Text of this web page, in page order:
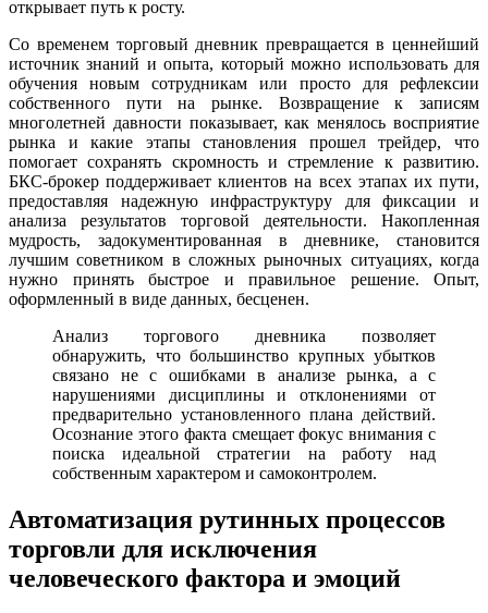
открывает путь к росту.
Со временем торговый дневник превращается в ценнейший
источник знаний и опыта, который можно использовать для
обучения новым сотрудникам или просто для рефлексии
собственного пути на рынке. Возвращение к записям
многолетней давности показывает, как менялось восприятие
рынка и какие этапы становления прошел трейдер, что
помогает сохранять скромность и стремление к развитию.
БКС-брокер поддерживает клиентов на всех этапах их пути,
предоставляя надежную инфраструктуру для фиксации и
анализа результатов торговой деятельности. Накопленная
мудрость, задокументированная в дневнике, становится
лучшим советником в сложных рыночных ситуациях, когда
нужно принять быстрое и правильное решение. Опыт,
оформленный в виде данных, бесценен.
Анализ торгового дневника позволяет
обнаружить, что большинство крупных убытков
связано не с ошибками в анализе рынка, а с
нарушениями дисциплины и отклонениями от
предварительно установленного плана действий.
Осознание этого факта смещает фокус внимания с
поиска идеальной стратегии на работу над
собственным характером и самоконтролем.
Автоматизация рутинных процессов
торговли для исключения
человеческого фактора и эмоций